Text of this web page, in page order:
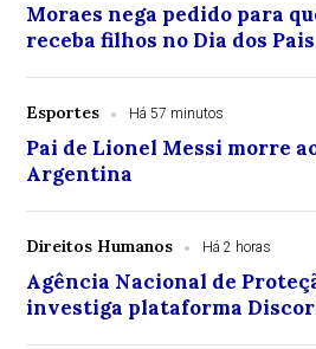
Moraes nega pedido para
receba filhos no Dia dos Pais
Esportes Há 57 minutos
Pai de Lionel Messi morre
Argentina
Direitos Humanos Há 2 horas
Agência Nacional de
investiga plataforma